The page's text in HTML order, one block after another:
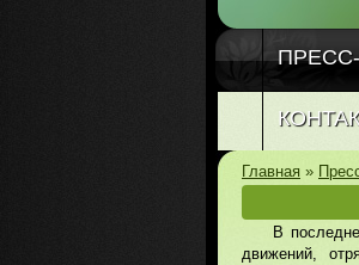
Главная »
В
движений,